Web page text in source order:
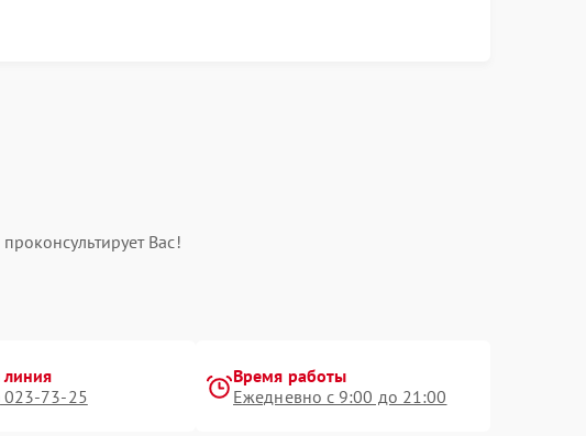
Вас!
линия
023-73-25
Время работы
Ежедневно с 9:00 до 21:00